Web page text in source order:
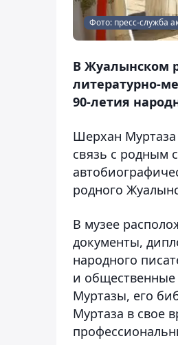
Фото: пресс-служба
В Жуалынском
литературно-
90-летия
Шерхан Муртаза
связь с родным
родного
В музее
документы,
народного
и общественные
Муртазы, его
Муртаза в свое